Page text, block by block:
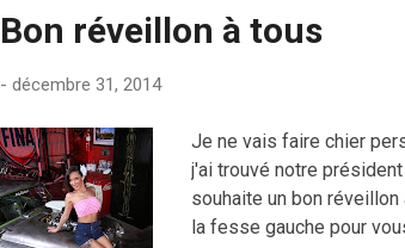
Bon réveillon à tous
- décembre 31, 2014
Je ne vais faire chier
j'ai trouvé notre
souhaite un bon
la fesse gauche pour